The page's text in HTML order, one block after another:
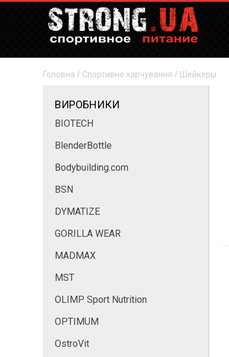
Головна / Спортивне харчування / Шейкеры
ВИРОБНИКИ
BIOTECH
BlenderBottle
Bodybuilding.com
BSN
DYMATIZE
GORILLA WEAR
MADMAX
MST
OLIMP Sport Nutrition
OPTIMUM
OstroVit